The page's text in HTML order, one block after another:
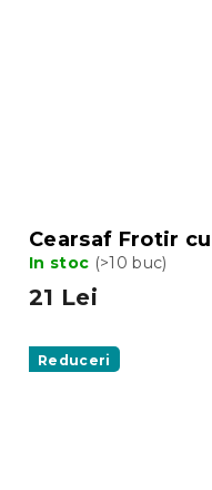
Cearsaf Frotir
In stoc (>10 buc)
21 Lei
Reduceri